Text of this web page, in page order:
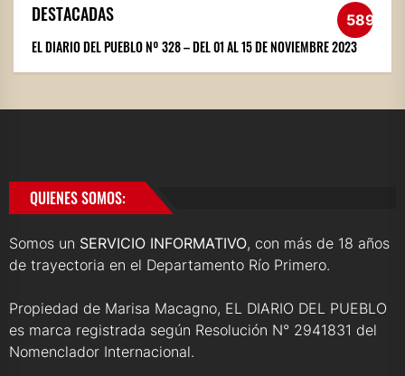
DESTACADAS 589
EL DIARIO DEL PUEBLO Nº 328 – DEL 01 AL 15 DE NOVIEMBRE 2023
QUIENES SOMOS:
Somos un SERVICIO INFORMATIVO, con más de 18 años
de trayectoria en el Departamento Río Primero.
Propiedad de Marisa Macagno, EL DIARIO DEL PUEBLO
es marca registrada según Resolución N° 2941831 del
Nomenclador Internacional.